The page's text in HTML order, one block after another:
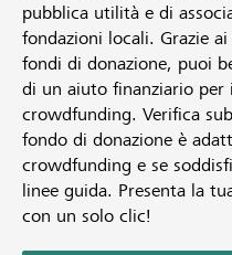
pubblica utilità e di
fondazioni locali. Grazie
fondi di donazione, puoi
di un aiuto finanziario per
crowdfunding. Verifica
fondo di donazione è
crowdfunding e se
linee guida. Presenta la
con un solo clic!